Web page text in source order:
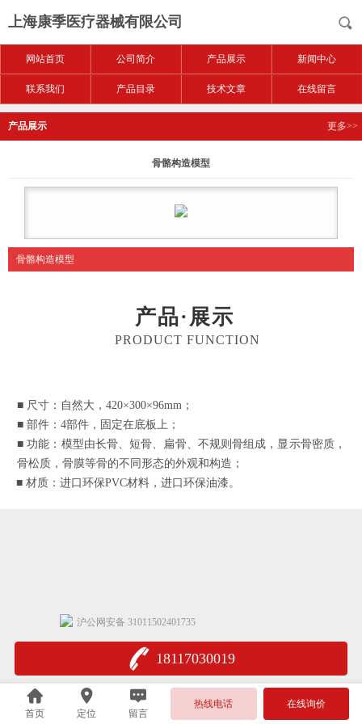
上海康季医疗器械有限公司
网站首页 公司简介 产品展示 新闻中心
联系我们 产品目录 技术文章 在线留言
产品展示 更多>>
骨骼构造模型
骨骼构造模型
产品·展示
PRODUCT FUNCTION
■ 尺寸：自然大， 420×300×96mm；
■ 部件： 4部件，固定在底板上；
■ 功能：模型由长骨、短骨、扁骨、不规则骨组成，显示骨密质，
骨松质，骨膜等骨的不同形态的外观和构造；
■ 材质：进口环保PVC材料，进口环保油漆。
18117030019
首页 定位 留言
热线电话 在线询价
沪公网安备 31011502401735